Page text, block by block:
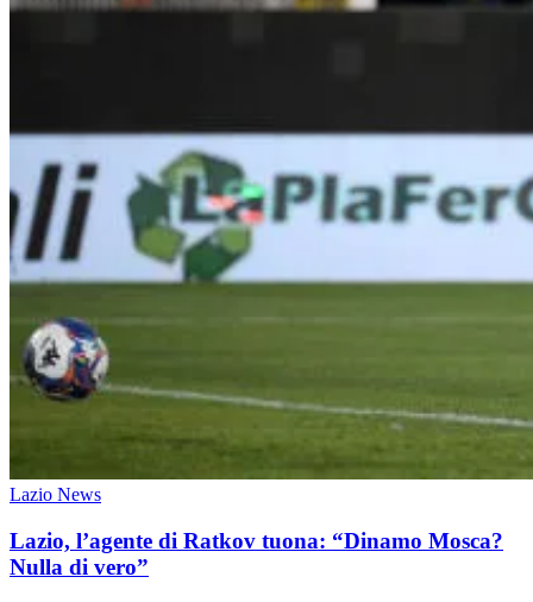
Lazio News
Lazio, l’agente di Ratkov tuona: “Dinamo Mosca?
Nulla di vero”